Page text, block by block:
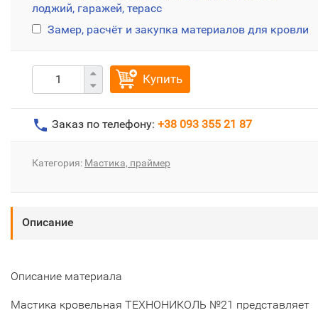
лоджий, гаражей, терасс
Замер, расчёт и закупка материалов для кровли
Купить
Заказ по телефону: +38 093 355 21 87
Категория: Мастика, праймер
Описание
Описание материала
Мастика кровельная ТЕХНОНИКОЛЬ №21 представляет